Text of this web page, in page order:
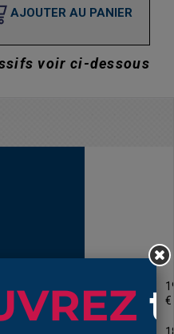
AJOUTER AU PANIER
voir ci-dessous
long 65 à
€
€